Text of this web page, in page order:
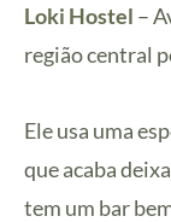
Loki Hostel –
região central
Ele usa uma
que acaba
tem um bar